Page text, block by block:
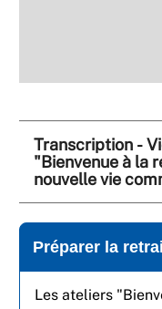
Transcription -
"Bienvenue à la
nouvelle vie
Préparer la
Les ateliers